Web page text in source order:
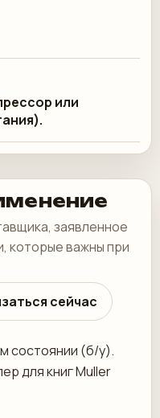
или
заявленное
которые важны при
сейчас
состоянии (б/у).
для книг Muller